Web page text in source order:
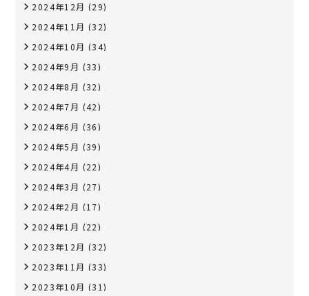
2024年12月 (29)
2024年11月 (32)
2024年10月 (34)
2024年9月 (33)
2024年8月 (32)
2024年7月 (42)
2024年6月 (36)
2024年5月 (39)
2024年4月 (22)
2024年3月 (27)
2024年2月 (17)
2024年1月 (22)
2023年12月 (32)
2023年11月 (33)
2023年10月 (31)